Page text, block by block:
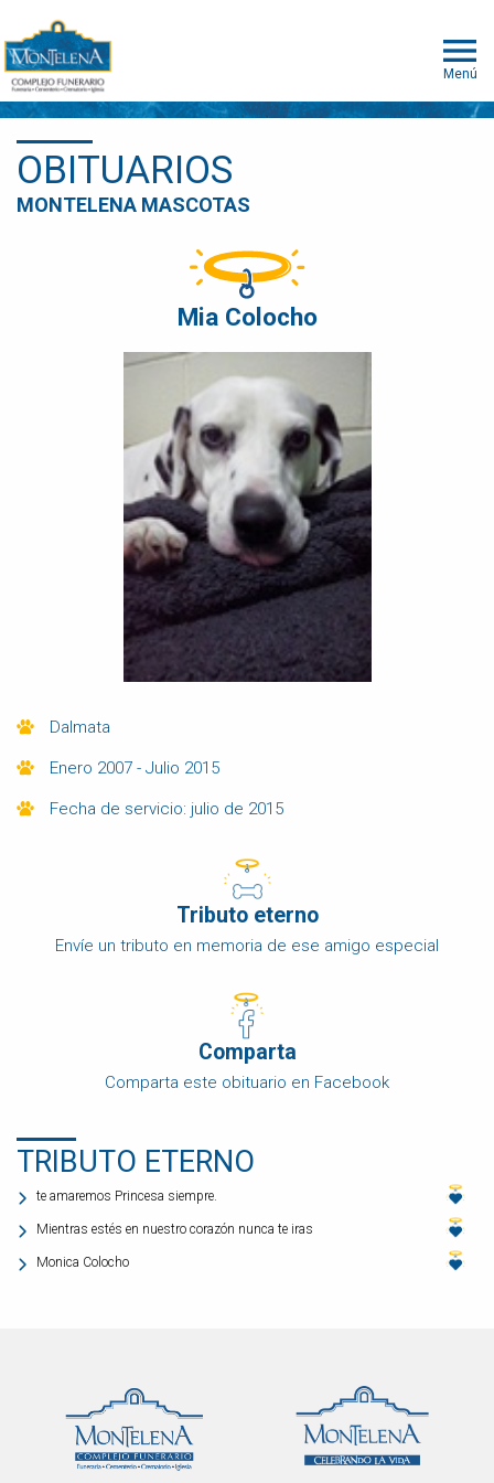
Menú
OBITUARIOS
MONTELENA MASCOTAS
Mia Colocho
Dalmata
Enero 2007 - Julio 2015
Fecha de servicio: julio de 2015
Tributo eterno
Envíe un tributo en memoria de ese amigo especial
Comparta
Comparta este obituario en Facebook
TRIBUTO ETERNO
te amaremos Princesa siempre.
Mientras estés en nuestro corazón nunca te iras
Monica Colocho